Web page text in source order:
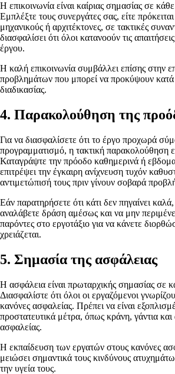
Η επικοινωνία είναι καίριας σημασίας σε
Εμπλέξτε τους συνεργάτες σας, είτε πρόκειται
μηχανικούς ή αρχιτέκτονες, σε τακτικές
διασφαλίσει ότι όλοι κατανοούν τις
έργου.
Η καλή επικοινωνία συμβάλλει επίσης στην
προβλημάτων που μπορεί να προκύψουν κατά
διαδικασίας.
4. Παρακολούθηση της
Για να διασφαλίσετε ότι το έργο προχωρά
προγραμματισμό, η τακτική παρακολούθηση
Καταγράψτε την πρόοδο καθημερινά ή
επιτρέψει την έγκαιρη ανίχνευση τυχόν
αντιμετώπισή τους πριν γίνουν σοβαρά
Εάν παρατηρήσετε ότι κάτι δεν πηγαίνει
αναλάβετε δράση αμέσως και να μην
παρόντες στο εργοτάξιο για να κάνετε
χρειάζεται.
5. Σημασία της ασφάλειας
Η ασφάλεια είναι πρωταρχικής σημασίας σε
Διασφαλίστε ότι όλοι οι εργαζόμενοι
κανόνες ασφαλείας. Πρέπει να είναι
προστατευτικά μέτρα, όπως κράνη, γάντια
ασφαλείας.
Η εκπαίδευση των εργατών στους κανόνες
μειώσει σημαντικά τους κινδύνους
την υγεία τους.